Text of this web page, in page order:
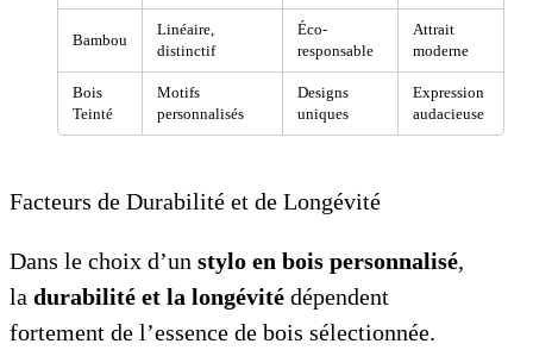
Bambou
Linéaire,
distinctif
Éco-
responsable
Attrait
moderne
Bois
Teinté
Motifs
personnalisés
Designs
uniques
Expression
audacieuse
Facteurs de Durabilité et de Longévité
Dans le choix d’un stylo en bois personnalisé,
la durabilité et la longévité dépendent
fortement de l’essence de bois sélectionnée.